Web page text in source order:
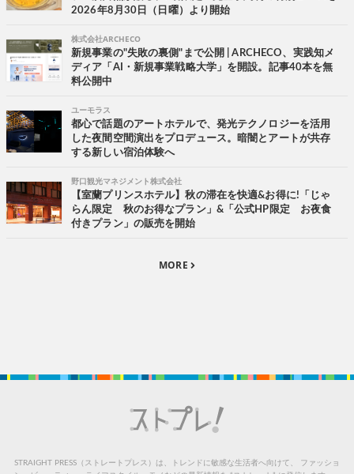
2026年8月30日（日曜）より開始
株式会社ARCHECO
新規事業の"失敗の裏側"まで公開 | ARCHECO、実践知メ
ディア「AI・新規事業戦略大学」を開設。記事40本を無
料公開中
ユーモラス
都心で話題のアートホテルで、発光テクノロジーを活用
した夜間空間演出をプロデュース。暗闇とアートが共存
する新しい宿泊体験へ
野口観光マネジメント株式会社
【室蘭プリンスホテル】秋の滞在を快適&お得に!「じゃ
らん限定 秋のお得なプラン」&「公式HP限定 お夜食
付きプラン」の販売を開始
MORE
STRAIGHT PRESS（ストレートプレス）は、トレンドに敏感な生活者へ向けて、
ファッショ